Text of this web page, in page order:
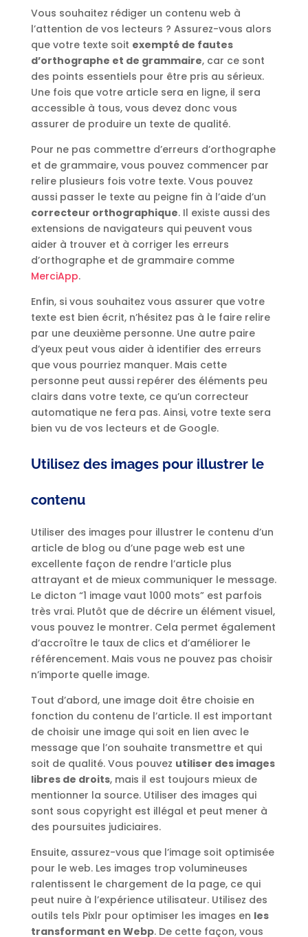
Vous souhaitez rédiger un contenu web à
l’attention de vos lecteurs ? Assurez-vous alors
que votre texte soit exempté de fautes
d’orthographe et de grammaire, car ce sont
des points essentiels pour être pris au sérieux.
Une fois que votre article sera en ligne, il sera
accessible à tous, vous devez donc vous
assurer de produire un texte de qualité.
Pour ne pas commettre d’erreurs d’orthographe
et de grammaire, vous pouvez commencer par
relire plusieurs fois votre texte. Vous pouvez
aussi passer le texte au peigne fin à l’aide d’un
correcteur orthographique. Il existe aussi des
extensions de navigateurs qui peuvent vous
aider à trouver et à corriger les erreurs
d’orthographe et de grammaire comme
MerciApp.
Enfin, si vous souhaitez vous assurer que votre
texte est bien écrit, n’hésitez pas à le faire relire
par une deuxième personne. Une autre paire
d’yeux peut vous aider à identifier des erreurs
que vous pourriez manquer. Mais cette
personne peut aussi repérer des éléments peu
clairs dans votre texte, ce qu’un correcteur
automatique ne fera pas. Ainsi, votre texte sera
bien vu de vos lecteurs et de Google.
Utilisez des images pour illustrer le
contenu
Utiliser des images pour illustrer le contenu d’un
article de blog ou d’une page web est une
excellente façon de rendre l’article plus
attrayant et de mieux communiquer le message.
Le dicton “1 image vaut 1000 mots” est parfois
très vrai. Plutôt que de décrire un élément visuel,
vous pouvez le montrer. Cela permet également
d’accroître le taux de clics et d’améliorer le
référencement. Mais vous ne pouvez pas choisir
n’importe quelle image.
Tout d’abord, une image doit être choisie en
fonction du contenu de l’article. Il est important
de choisir une image qui soit en lien avec le
message que l’on souhaite transmettre et qui
soit de qualité. Vous pouvez utiliser des images
libres de droits, mais il est toujours mieux de
mentionner la source. Utiliser des images qui
sont sous copyright est illégal et peut mener à
des poursuites judiciaires.
Ensuite, assurez-vous que l’image soit optimisée
pour le web. Les images trop volumineuses
ralentissent le chargement de la page, ce qui
peut nuire à l’expérience utilisateur. Utilisez des
outils tels Pixlr pour optimiser les images en les
transformant en Webp. De cette façon, vous